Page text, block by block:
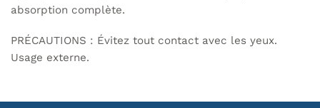
absorption complète.
PRÉCAUTIONS : Évitez tout contact avec les yeux.
Usage externe.